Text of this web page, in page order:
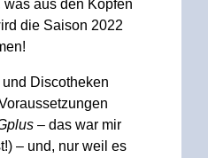
aus den Köpfen
die Saison 2022
Discotheken
– das war mir
– und, nur weil es